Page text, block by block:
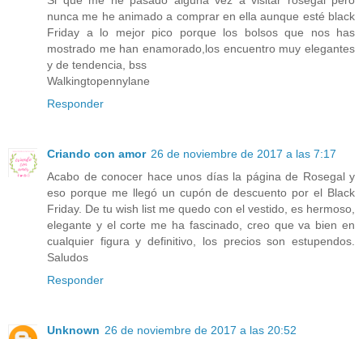
nunca me he animado a comprar en ella aunque esté black
Friday a lo mejor pico porque los bolsos que nos has
mostrado me han enamorado,los encuentro muy elegantes
y de tendencia, bss
Walkingtopennylane
Responder
Criando con amor 26 de noviembre de 2017 a las 7:17
Acabo de conocer hace unos días la página de Rosegal y
eso porque me llegó un cupón de descuento por el Black
Friday. De tu wish list me quedo con el vestido, es hermoso,
elegante y el corte me ha fascinado, creo que va bien en
cualquier figura y definitivo, los precios son estupendos.
Saludos
Responder
Unknown 26 de noviembre de 2017 a las 20:52